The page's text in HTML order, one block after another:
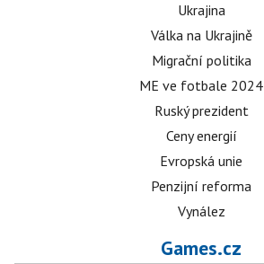
Ukrajina
Válka na Ukrajině
Migrační politika
ME ve fotbale 2024
Ruský prezident
Ceny energií
Evropská unie
Penzijní reforma
Vynález
Games.cz